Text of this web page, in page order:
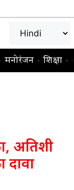
मनोरंजन शिक्षा
अतिशी
दावा